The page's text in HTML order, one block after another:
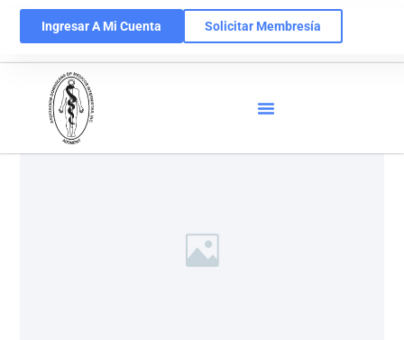
Ingresar A Mi Cuenta Solicitar Membresía